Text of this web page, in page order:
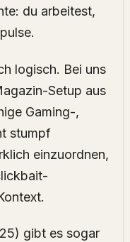
du arbeitest,
logisch. Bei uns
Setup aus
Gaming-,
stumpf
einzuordnen,
gibt es sogar